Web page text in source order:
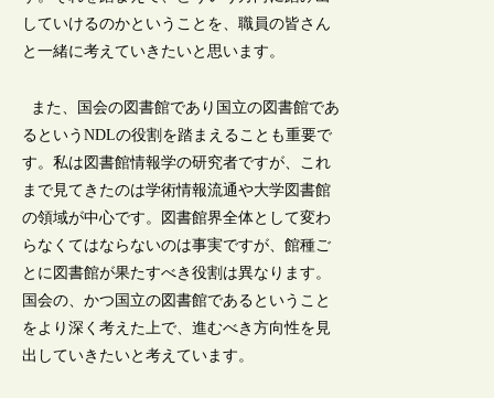
していけるのかということを、職員の皆さん
と一緒に考えていきたいと思います。
また、国会の図書館であり国立の図書館であ
るというNDLの役割を踏まえることも重要で
す。私は図書館情報学の研究者ですが、これ
まで見てきたのは学術情報流通や大学図書館
の領域が中心です。図書館界全体として変わ
らなくてはならないのは事実ですが、館種ご
とに図書館が果たすべき役割は異なります。
国会の、かつ国立の図書館であるということ
をより深く考えた上で、進むべき方向性を見
出していきたいと考えています。